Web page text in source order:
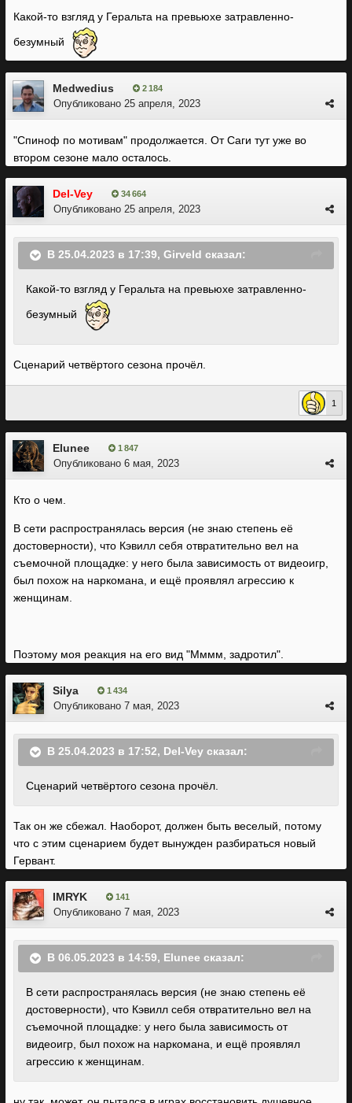
Какой-то взгляд у Геральта на превьюхе затравленно-
безумный
Medwedius 2 184
Опубликовано 25 апреля, 2023
"Спиноф по мотивам" продолжается. От Саги тут уже во
втором сезоне мало осталось.
Del-Vey 34 664
Опубликовано 25 апреля, 2023
В 25.04.2023 в 17:39, Girveld сказал:
Какой-то взгляд у Геральта на превьюхе затравленно-
безумный
Сценарий четвёртого сезона прочёл.
1
Elunee 1 847
Опубликовано 6 мая, 2023
Кто о чем.
В сети распространялась версия (не знаю степень её
достоверности), что Кэвилл себя отвратительно вел на
съемочной площадке: у него была зависимость от видеоигр,
был похож на наркомана, и ещё проявлял агрессию к
женщинам.
Поэтому моя реакция на его вид "Мммм, задротил".
Silya 1 434
Опубликовано 7 мая, 2023
В 25.04.2023 в 17:52, Del-Vey сказал:
Сценарий четвёртого сезона прочёл.
Так он же сбежал. Наоборот, должен быть веселый, потому
что с этим сценарием будет вынужден разбираться новый
Гервант.
IMRYK 141
Опубликовано 7 мая, 2023
В 06.05.2023 в 14:59, Elunee сказал:
В сети распространялась версия (не знаю степень её
достоверности), что Кэвилл себя отвратительно вел на
съемочной площадке: у него была зависимость от
видеоигр, был похож на наркомана, и ещё проявлял
агрессию к женщинам.